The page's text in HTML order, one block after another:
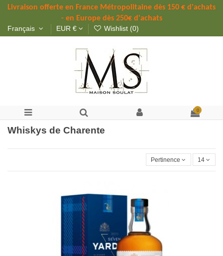
Livraison offerte en France Métropolitaine dès 150 € d'achats
- en Europe dès 250€ d'achats
Français EUR € Wishlist (0)
0
Whiskys de Charente
Pertinence 14